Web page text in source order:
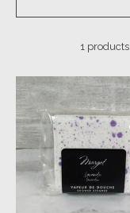
1 products